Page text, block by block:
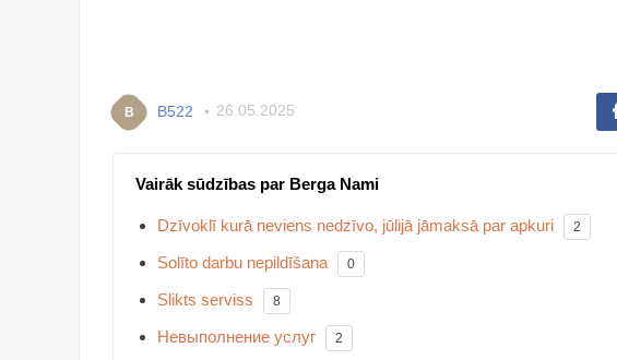
B B522 26.05.2025
Vairāk sūdzības par Berga Nami
Dzīvoklī kurā neviens nedzīvo, jūlijā jāmaksā par apkuri 2
Solīto darbu nepildīšana 0
Slikts serviss 8
Невыполнение услуг 2